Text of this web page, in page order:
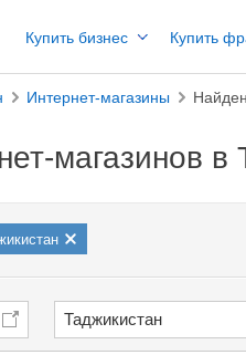
Купить бизнес Купить
Интернет-магазины
магазинов в
Таджикистан